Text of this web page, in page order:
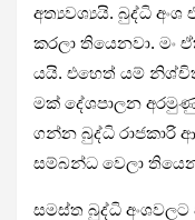
අත්‍ය­ව­ශ්‍යයි. බුද්ධි
කරලා තියෙ­නවා. මං
යයි. එහෙත් යම්
මක් දේශ­පා­ලන
ගන්න බුද්ධි රාජ­කාරි
සම්බන්ධ වෙලා
සමස්ත බුද්ධි